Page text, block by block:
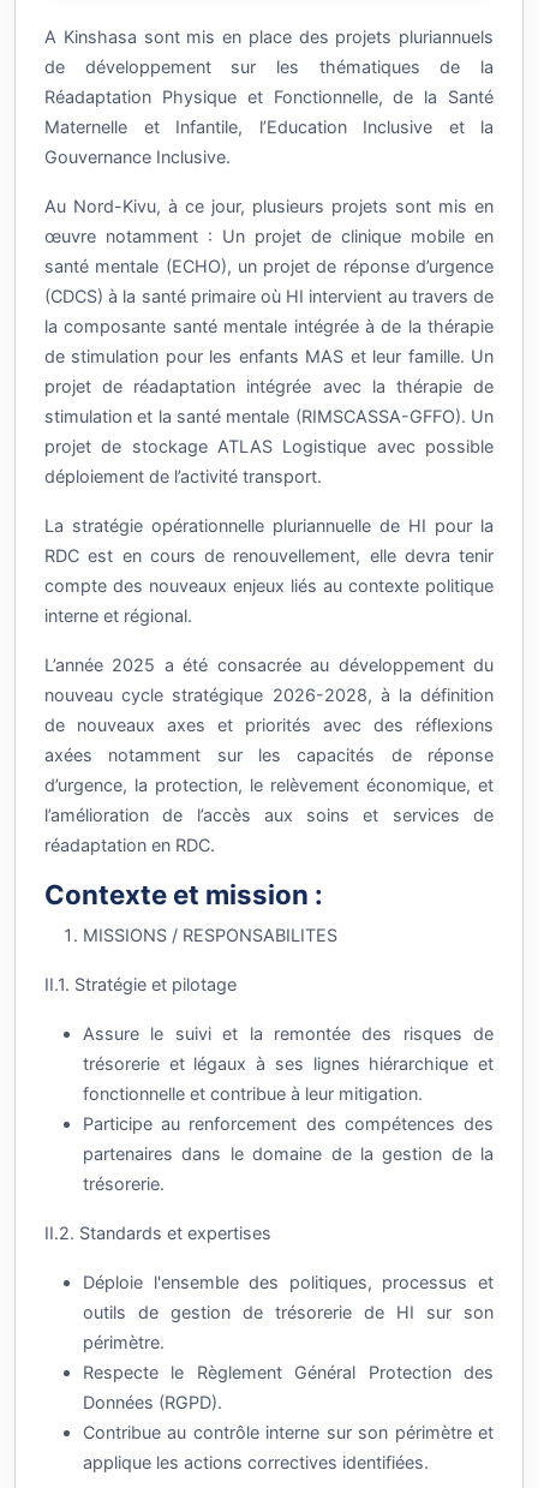
de développement sur les thématiques de la
Réadaptation Physique et Fonctionnelle, de la Santé
Maternelle et Infantile, l’Education Inclusive et la
Gouvernance Inclusive.
œuvre notamment : Un projet de clinique mobile en
santé mentale (ECHO), un projet de réponse d’urgence
(CDCS) à la santé primaire où HI intervient au travers de
la composante santé mentale intégrée à de la thérapie
de stimulation pour les enfants MAS et leur famille. Un
projet de réadaptation intégrée avec la thérapie de
stimulation et la santé mentale (RIMSCASSA-GFFO). Un
projet de stockage ATLAS Logistique avec possible
déploiement de l’activité transport.
RDC est en cours de renouvellement, elle devra tenir
compte des nouveaux enjeux liés au contexte politique
interne et régional.
nouveau cycle stratégique 2026-2028, à la définition
de nouveaux axes et priorités avec des réflexions
axées notamment sur les capacités de réponse
d’urgence, la protection, le relèvement économique, et
l’amélioration de l’accès aux soins et services de
réadaptation en RDC.
trésorerie et légaux à ses lignes hiérarchique et
fonctionnelle et contribue à leur mitigation.
Participe au renforcement des compétences des
partenaires dans le domaine de la gestion de la
trésorerie.
outils de gestion de trésorerie de HI sur son
périmètre.
Respecte le Règlement Général Protection des
Données (RGPD).
Contribue au contrôle interne sur son périmètre et
applique les actions correctives identifiées.